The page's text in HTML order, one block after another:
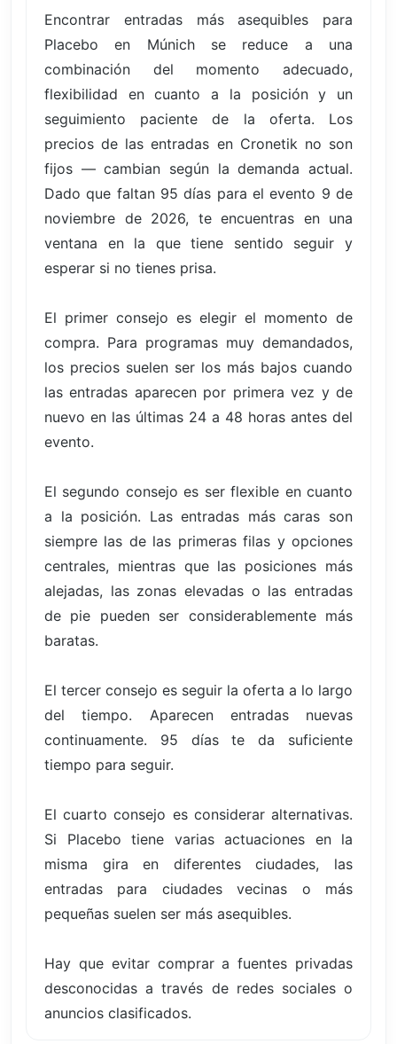
Encontrar entradas más asequibles para
Placebo en Múnich se reduce a una
combinación del momento adecuado,
flexibilidad en cuanto a la posición y un
seguimiento paciente de la oferta. Los
precios de las entradas en Cronetik no son
fijos — cambian según la demanda actual.
Dado que faltan 95 días para el evento 9 de
noviembre de 2026, te encuentras en una
ventana en la que tiene sentido seguir y
esperar si no tienes prisa.
El primer consejo es elegir el momento de
compra. Para programas muy demandados,
los precios suelen ser los más bajos cuando
las entradas aparecen por primera vez y de
nuevo en las últimas 24 a 48 horas antes del
evento.
El segundo consejo es ser flexible en cuanto
a la posición. Las entradas más caras son
siempre las de las primeras filas y opciones
centrales, mientras que las posiciones más
alejadas, las zonas elevadas o las entradas
de pie pueden ser considerablemente más
baratas.
El tercer consejo es seguir la oferta a lo largo
del tiempo. Aparecen entradas nuevas
continuamente. 95 días te da suficiente
tiempo para seguir.
El cuarto consejo es considerar alternativas.
Si Placebo tiene varias actuaciones en la
misma gira en diferentes ciudades, las
entradas para ciudades vecinas o más
pequeñas suelen ser más asequibles.
Hay que evitar comprar a fuentes privadas
desconocidas a través de redes sociales o
anuncios clasificados.